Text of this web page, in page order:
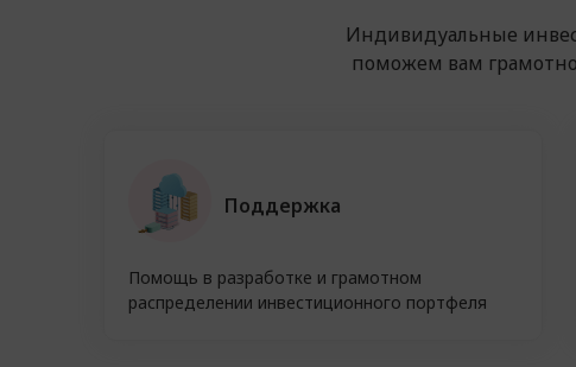
Индивидуальные
поможем вам грамотно
Поддержка
Помощь в разработке и грамотном
распределении инвестиционного портфеля